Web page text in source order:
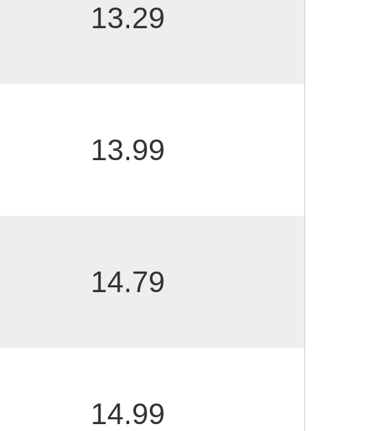
13.29
13.99
14.79
14.99